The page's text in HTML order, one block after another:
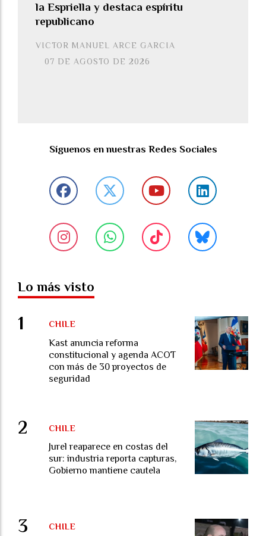
la Espriella y destaca espíritu
republicano
VICTOR MANUEL ARCE GARCIA
07 DE AGOSTO DE 2026
Síguenos en nuestras Redes Sociales
Lo más visto
Kast anuncia reforma
constitucional y agenda ACOT
con más de 30 proyectos de
seguridad
CHILE
Jurel reaparece en costas del
sur: industria reporta capturas,
Gobierno mantiene cautela
CHILE
CHILE